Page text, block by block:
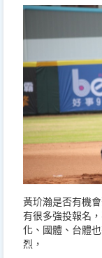
黃玠瀚是否有機
有很多強投報名
化、國體、台體
烈，